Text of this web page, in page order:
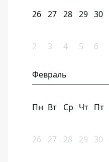
26 27 28 29 30
2 3 4 5 6
Февраль
Пн Вт Ср Чт Пт
26 27 28 29 30